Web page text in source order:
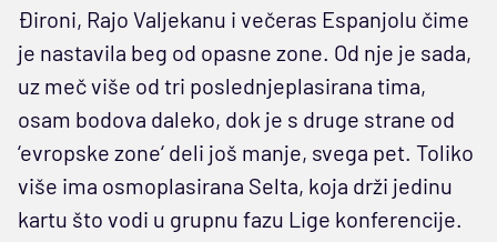
Đironi, Rajo Valjekanu i večeras Espanjolu čime
je nastavila beg od opasne zone. Od nje je sada,
uz meč više od tri poslednjeplasirana tima,
osam bodova daleko, dok je s druge strane od
‘evropske zone‘ deli još manje, svega pet. Toliko
više ima osmoplasirana Selta, koja drži jedinu
kartu što vodi u grupnu fazu Lige konferencije.